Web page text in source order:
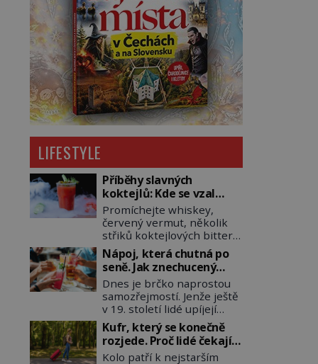
LIFESTYLE
Příběhy slavných
koktejlů: Kde se vzal
Manhattan a Bloody
Mary?
Promíchejte whiskey,
červený vermut, několik
střiků koktejlových bitters
a led, sceďte, ozdobte
koktejlovou třešinkou a
tadá… Manhattan je tu! A
pokud to má být skutečně
on, dejte si pozor, ať místo
klasické americké rye
whiskey či klidně
bourbonu nepoužijete
skotskou whisku. Co se
Nápoj, která chutná po
seně. Jak znechucený
Američan vymyslel brčko
Dnes je brčko naprostou
samozřejmostí. Jenže ještě
v 19. století lidé upíjejí
limonády i koktejly dutými
stébly žita nebo žitné
slámy. Fungují sice dobře,
mají ale jednu
Kufr, který se konečně
rozjede. Proč lidé čekají
na kolečka téměř pět
Kolo patří k nejstarším